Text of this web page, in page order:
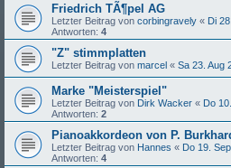
Friedrich TÃ¶pel AG
Letzter Beitrag von corbingravely « Di
Antworten: 4
"Z" stimmplatten
Letzter Beitrag von marcel « Sa 23. Aug
Marke "Meisterspiel"
Letzter Beitrag von Dirk Wacker « Do
Antworten: 2
Pianoakkordeon von P.
Letzter Beitrag von Hannes « Do 19.
Antworten: 4